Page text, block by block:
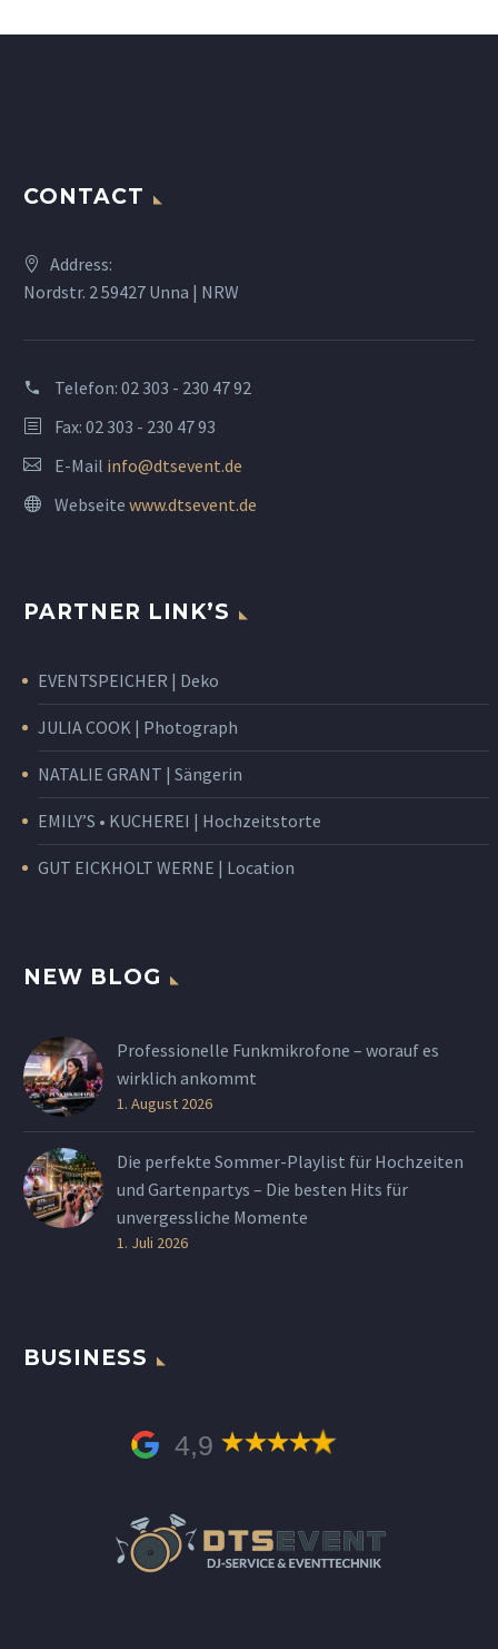
CONTACT
Address:
Nordstr. 2 59427 Unna | NRW
Telefon: 02 303 - 230 47 92
Fax: 02 303 - 230 47 93
E-Mail info@dtsevent.de
Webseite www.dtsevent.de
PARTNER LINK’S
EVENTSPEICHER | Deko
JULIA COOK | Photograph
NATALIE GRANT | Sängerin
EMILY’S • KUCHEREI | Hochzeitstorte
GUT EICKHOLT WERNE | Location
NEW BLOG
Professionelle Funkmikrofone – worauf es
wirklich ankommt
1. August 2026
Die perfekte Sommer-Playlist für Hochzeiten
und Gartenpartys – Die besten Hits für
unvergessliche Momente
1. Juli 2026
BUSINESS
4,9